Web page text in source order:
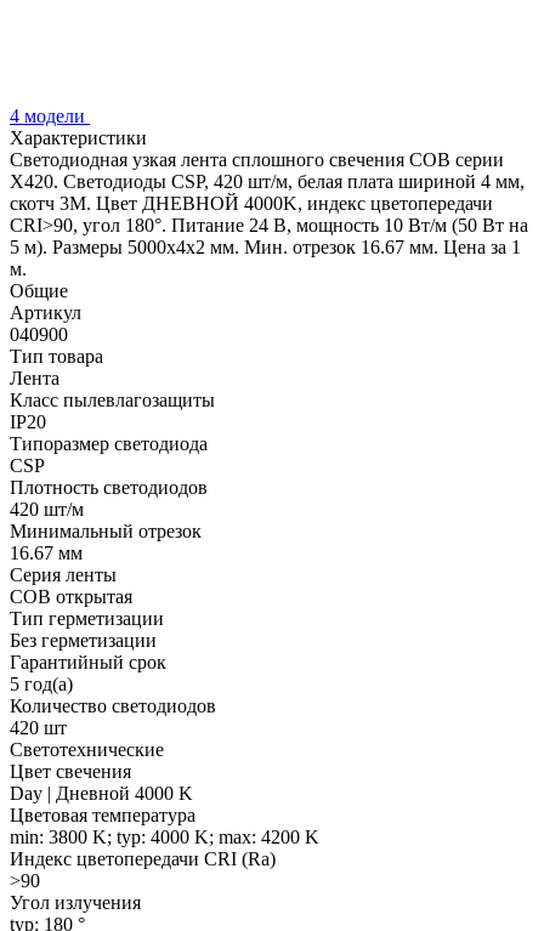
4 модели
Характеристики
Светодиодная узкая лента сплошного свечения COB серии
X420. Светодиоды CSP, 420 шт/м, белая плата шириной 4 мм,
скотч 3M. Цвет ДНЕВНОЙ 4000K, индекс цветопередачи
CRI>90, угол 180°. Питание 24 В, мощность 10 Вт/м (50 Вт на
5 м). Размеры 5000х4х2 мм. Мин. отрезок 16.67 мм. Цена за 1
м.
Общие
Артикул
040900
Тип товара
Лента
Класс пылевлагозащиты
IP20
Типоразмер светодиода
CSP
Плотность светодиодов
420 шт/м
Минимальный отрезок
16.67 мм
Серия ленты
COB открытая
Тип герметизации
Без герметизации
Гарантийный срок
5 год(а)
Количество светодиодов
420 шт
Светотехнические
Цвет свечения
Day | Дневной 4000 K
Цветовая температура
min: 3800 K; typ: 4000 K; max: 4200 K
Индекс цветопередачи CRI (Ra)
>90
Угол излучения
typ: 180 °